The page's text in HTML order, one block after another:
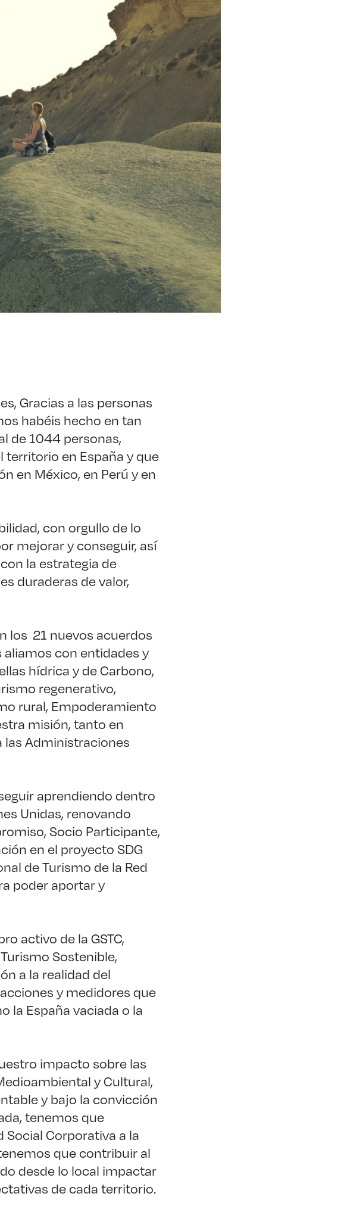
Gracias a las personas
habéis hecho en tan
de 1044 personas,
territorio en España y que
en México, en Perú y en
con orgullo de lo
mejorar y conseguir, así
la estrategia de
duraderas de valor,
los 21 nuevos acuerdos
con entidades y
hídrica y de Carbono,
regenerativo,
rural, Empoderamiento
misión, tanto en
Administraciones
aprendiendo dentro
Unidas, renovando
Socio Participante,
en el proyecto SDG
de Turismo de la Red
poder aportar y
activo de la GSTC,
Sostenible,
a la realidad del
y medidores que
la España vaciada o la
impacto sobre las
y Cultural,
y bajo la convicción
tenemos que
Corporativa a la
que contribuir al
desde lo local impactar
de cada territorio.